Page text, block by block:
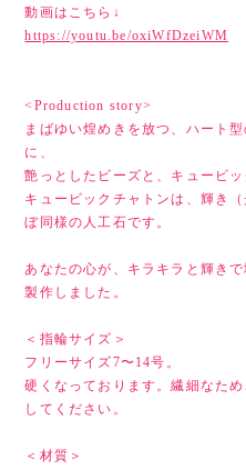
動画はこちら↓
https://youtu.be/oxiWfDzeiWM
<Production story>
まばゆい煌めきを放つ、ハート
に、
艶っとしたビーズと、キュービ
キュービックチャトンは、輝き
ぼ同様の人工石です。
あなたの心が、キラキラと輝き
製作しました。
＜指輪サイズ＞
フリーサイズ7〜14号。
硬くなっております。繊細なた
してください。
＜材質＞